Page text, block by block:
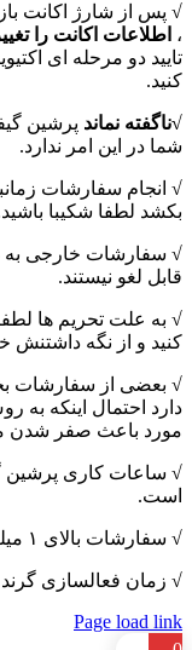
√ پس از شارژ اکانت
، اطلاعات اکانت را
کنید.
√ناگفته نماند پرشین
شما در این امر ندارد.
√ انجام سفارشات
بکشد لطفا شکیبا
√ سفارشات خارجی به
قابل لغو نیستند.
√ به علت تحریم ها
کنید و از نگه داشتنش
√ بعضی از سفارشات
دارد احتمال اینکه
مورد باعث صفر شدن
√ ساعات کاری پرشین
است.
√ سفارشات بالای ۱ میلیون تومان نیاز به احراز هویت خریدار دارد.
√ زمان فعالسازی گرند فورس
Page load link